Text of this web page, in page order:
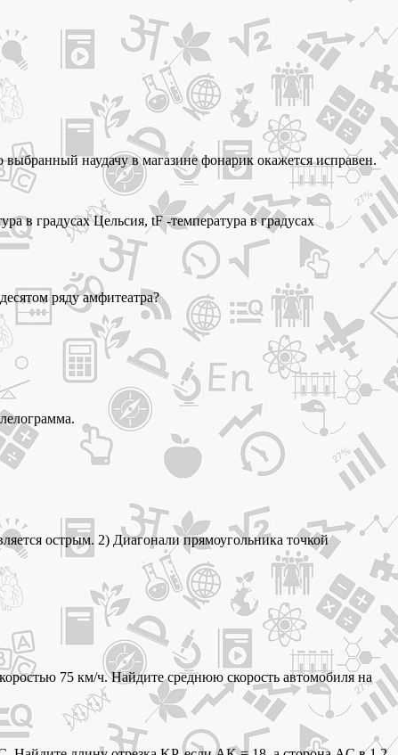
наудачу в магазине фонарик окажется исправен.
в градусах Цельсия, tF -температура в градусах
ряду амфитеатра?
острым. 2) Диагонали прямоугольника точкой
75 км/ч. Найдите среднюю скорость автомобиля на